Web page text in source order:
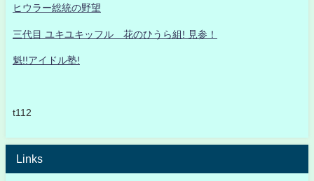
ヒウラー総統の野望
三代目 ユキユキッフル 花のひうら組! 見参！
魁!!アイドル塾!
t112
Links